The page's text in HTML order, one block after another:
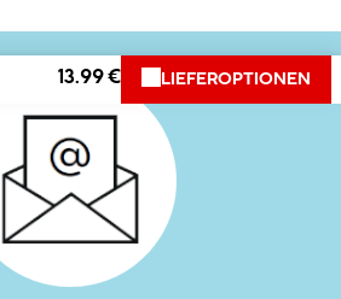
13.99 € LIEFEROPTIONEN